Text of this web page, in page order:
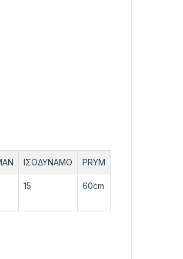
ΙΣΟΔΥΝΑΜΟ PRYM
15 60cm